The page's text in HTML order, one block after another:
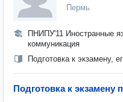
Пермь
ПНИПУ'11 Иностранные
коммуникация
Подготовка к экзамену,
Подготовка к экзамену